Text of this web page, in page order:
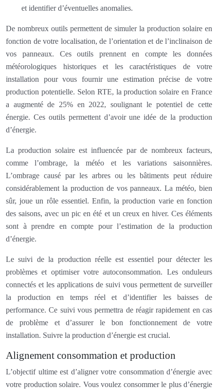
et identifier d’éventuelles anomalies.
De nombreux outils permettent de simuler la production solaire en
fonction de votre localisation, de l’orientation et de l’inclinaison de
vos panneaux. Ces outils prennent en compte les données
météorologiques historiques et les caractéristiques de votre
installation pour vous fournir une estimation précise de votre
production potentielle. Selon RTE, la production solaire en France
a augmenté de 25% en 2022, soulignant le potentiel de cette
énergie. Ces outils permettent d’avoir une idée de la production
d’énergie.
La production solaire est influencée par de nombreux facteurs,
comme l’ombrage, la météo et les variations saisonnières.
L’ombrage causé par les arbres ou les bâtiments peut réduire
considérablement la production de vos panneaux. La météo, bien
sûr, joue un rôle essentiel. Enfin, la production varie en fonction
des saisons, avec un pic en été et un creux en hiver. Ces éléments
sont à prendre en compte pour l’estimation de la production
d’énergie.
Le suivi de la production réelle est essentiel pour détecter les
problèmes et optimiser votre autoconsommation. Les onduleurs
connectés et les applications de suivi vous permettent de surveiller
la production en temps réel et d’identifier les baisses de
performance. Ce suivi vous permettra de réagir rapidement en cas
de problème et d’assurer le bon fonctionnement de votre
installation. Suivre la production d’énergie est crucial.
Alignement consommation et production
L’objectif ultime est d’aligner votre consommation d’énergie avec
votre production solaire. Vous voulez consommer le plus d’énergie